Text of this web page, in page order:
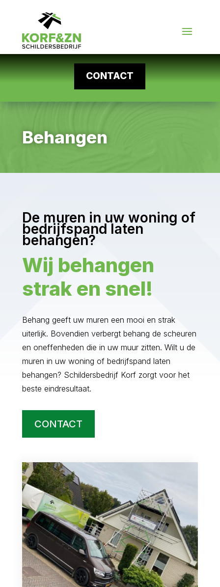
CONTACT
Behangen
De muren in uw woning of
bedrijfspand laten
behangen?
Wij behangen
strak en snel!
Behang geeft uw muren een mooi en strak
uiterlijk. Bovendien verbergt behang de scheuren
en oneffenheden die in uw muur zitten. Wilt u de
muren in uw woning of bedrijfspand laten
behangen? Schildersbedrijf Korf zorgt voor het
beste eindresultaat.
CONTACT